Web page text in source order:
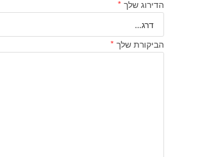
הדירוג שלך *
הביקורת שלך *